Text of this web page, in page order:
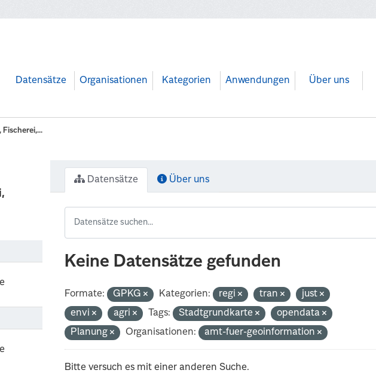
Datensätze Organisationen Kategorien Anwendungen Über uns
Datensätze Über uns
Keine Datensätze gefunden
Formate: GPKG Kategorien: regi tran
just
envi
agri Tags: Stadtgrundkarte
opendata
Planung
Organisationen: amt-fuer-geoinformation
Bitte versuch es mit einer anderen Suche.